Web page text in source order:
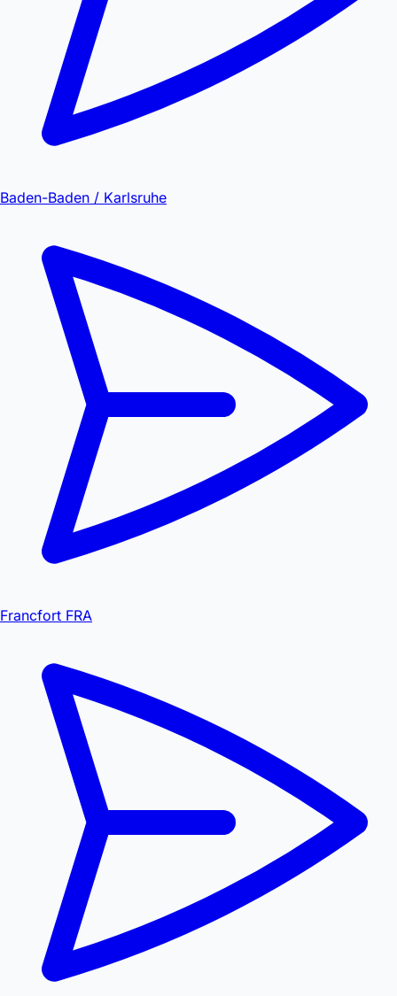
Baden-Baden / Karlsruhe
Francfort FRA